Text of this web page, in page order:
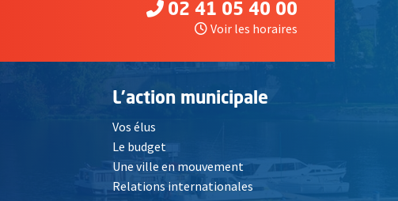
02 41 05 40 00
Voir les horaires
L'action municipale
Vos élus
Le budget
Une ville en mouvement
Relations internationales